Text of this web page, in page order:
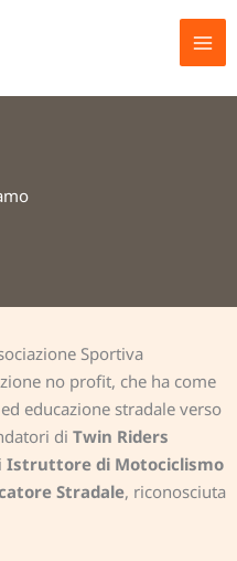
Sportiva
no profit, che ha come
educazione stradale verso
di Twin Riders
Istruttore di Motociclismo
Stradale, riconosciuta